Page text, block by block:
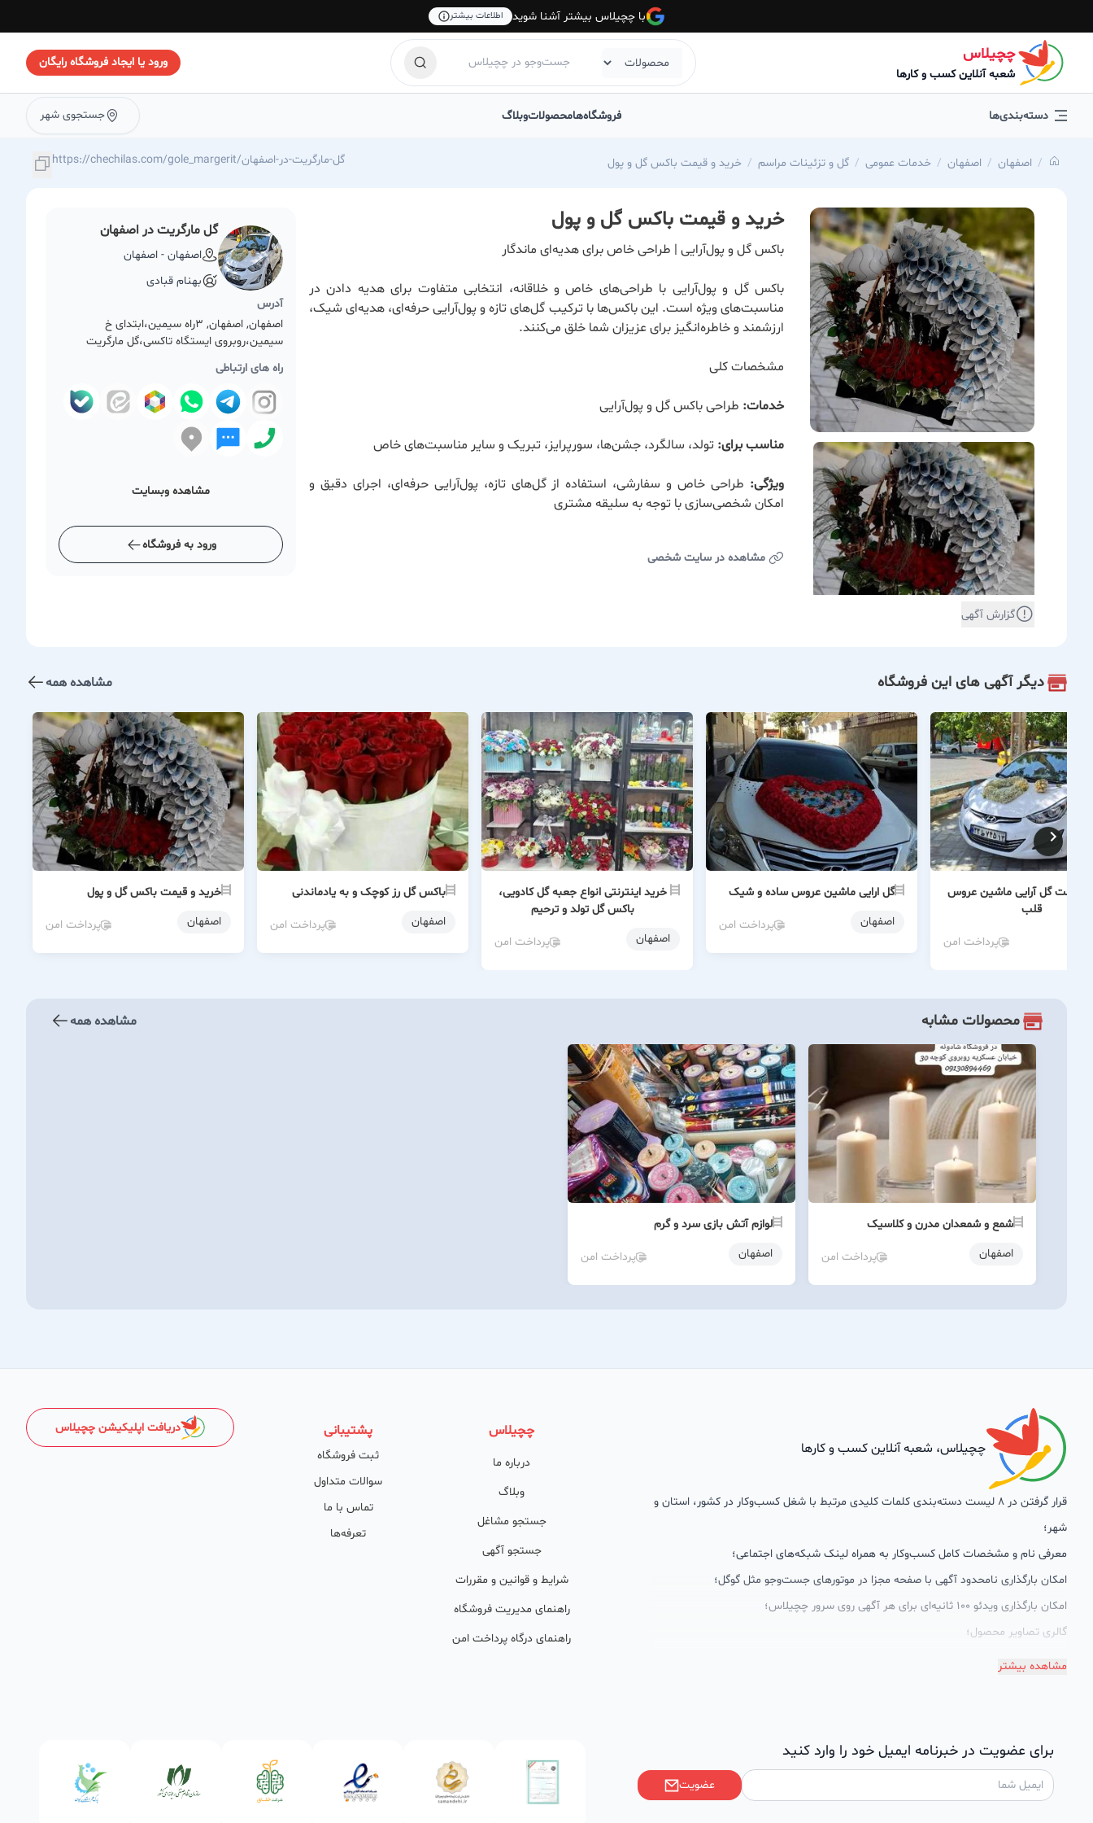
با چچیلاس بیشتر آشنا شوید اطلاعات بیشتر
چچیلاس
شعبه آنلاین کسب و کارها
ورود یا ایجاد فروشگاه رایگان
دسته‌بندی‌ها فروشگاه‌هامحصولاتوبلاگ جستجوی شهر
اصفهان اصفهان خدمات عمومی گل و تزئینات مراسم خرید و قیمت باکس گل و پول https://chechilas.com/gole_margerit/گل-مارگریت-در-اصفهان
گزارش آگهی
خرید و قیمت باکس گل و پول
باکس گل و پول‌آرایی | طراحی خاص برای هدیه‌ای ماندگار
باکس گل و پول‌آرایی با طراحی‌های خاص و خلاقانه، انتخابی متفاوت برای هدیه دادن در
مناسبت‌های ویژه است. این باکس‌ها با ترکیب گل‌های تازه و پول‌آرایی حرفه‌ای، هدیه‌ای شیک،
ارزشمند و خاطره‌انگیز برای عزیزان شما خلق می‌کنند.
مشخصات کلی
خدمات: طراحی باکس گل و پول‌آرایی
مناسب برای: تولد، سالگرد، جشن‌ها، سورپرایز، تبریک و سایر مناسبت‌های خاص
ویژگی: طراحی خاص و سفارشی، استفاده از گل‌های تازه، پول‌آرایی حرفه‌ای، اجرای دقیق و
امکان شخصی‌سازی با توجه به سلیقه مشتری
مشاهده در سایت شخصی
گل مارگریت در اصفهان
اصفهان - اصفهان
بهنام قبادی
آدرس
اصفهان, اصفهان, ۳راه سیمین،ابتدای خ
سیمین،روبروی ایستگاه تاکسی،گل مارگریت
راه های ارتباطی
مشاهده وبسایت
ورود به فروشگاه
دیگر آگهی های این فروشگاه مشاهده همه
و قیمت گل آرایی ماشین عروس
قلب
پرداخت امن
گل ارایی ماشین عروس ساده و شیک
اصفهان
پرداخت امن
خرید اینترنتی انواع جعبه گل کادویی،
باکس گل تولد و ترحیم
اصفهان
پرداخت امن
باکس گل رز کوچک و به یادماندنی
اصفهان
پرداخت امن
خرید و قیمت باکس گل و پول
اصفهان
پرداخت امن
محصولات مشابه مشاهده همه
شمع و شمعدان مدرن و کلاسیک
اصفهان
پرداخت امن
لوازم آتش بازی سرد و گرم
اصفهان
پرداخت امن
چچیلاس، شعبه آنلاین کسب و کارها
قرار گرفتن در 8 لیست دسته‌بندی کلمات کلیدی مرتبط با شغل کسب‌وکار در کشور، استان و
شهر؛
معرفی نام و مشخصات کامل کسب‌وکار به همراه لینک شبکه‌های اجتماعی؛
امکان بارگذاری نامحدود آگهی با صفحه مجزا در موتورهای جست‌وجو مثل گوگل؛
امکان بارگذاری ویدئو 100 ثانیه‌ای برای هر آگهی روی سرور چچیلاس؛
گالری تصاویر محصول؛
امکان دسته‌بندی آگهی‌ها
چچیلاس با کلمات کلیدی بسیار خوبی رتبه دریافت کرده و بازخورد‌های بسیار خوبی گرفته‌اند.
طی تماس‌های دوره‌ای پشتیبان‌ها (هر 45 روز تا 60 روز یک‌بار)، صاحبین کسب‌وکارها با
مشاهده بیشتر
چچیلاس
درباره ما
وبلاگ
جستجو مشاغل
جستجو آگهی
شرایط و قوانین و مقررات
راهنمای مدیریت فروشگاه
راهنمای درگاه پرداخت امن
پشتیبانی
ثبت فروشگاه
سوالات متداول
تماس با ما
تعرفه‌ها
دریافت اپلیکیشن چچیلاس
برای عضویت در خبرنامه ایمیل خود را وارد کنید
عضویت